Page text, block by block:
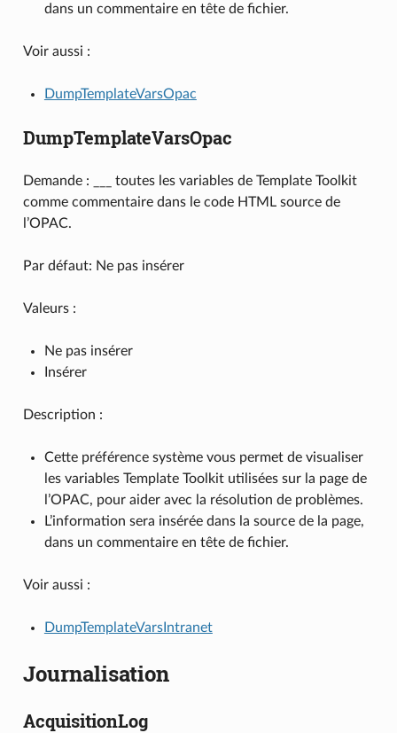
dans un commentaire en tête de fichier.
Voir aussi :
DumpTemplateVarsOpac
DumpTemplateVarsOpac
Demande : ___ toutes les variables de Template Toolkit
comme commentaire dans le code HTML source de
l’OPAC.
Par défaut: Ne pas insérer
Valeurs :
Ne pas insérer
Insérer
Description :
Cette préférence système vous permet de visualiser
les variables Template Toolkit utilisées sur la page de
l’OPAC, pour aider avec la résolution de problèmes.
L’information sera insérée dans la source de la page,
dans un commentaire en tête de fichier.
Voir aussi :
DumpTemplateVarsIntranet
Journalisation
AcquisitionLog